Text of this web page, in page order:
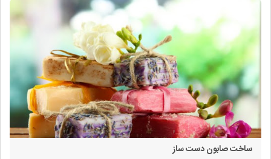
ساخت صابون دست ساز